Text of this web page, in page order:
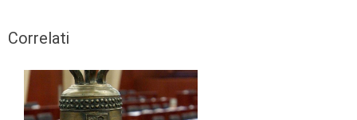
Correlati